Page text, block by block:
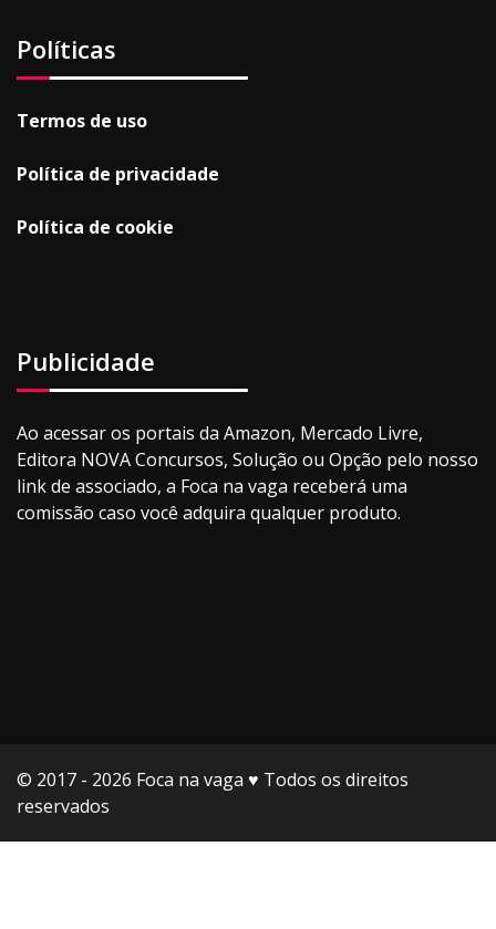
Políticas
Termos de uso
Política de privacidade
Política de cookie
Publicidade
Ao acessar os portais da Amazon, Mercado Livre,
Editora NOVA Concursos, Solução ou Opção pelo nosso
link de associado, a Foca na vaga receberá uma
comissão caso você adquira qualquer produto.
© 2017 - 2026 Foca na vaga ♥️ Todos os direitos
reservados